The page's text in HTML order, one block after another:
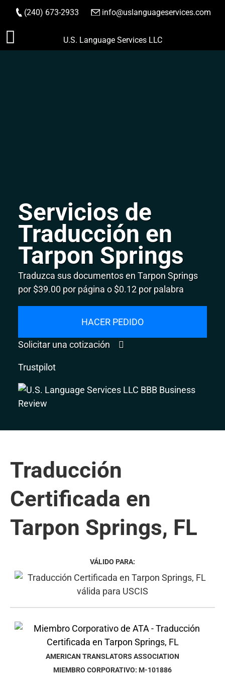
Saltar
(240) 673-2933 info@uslanguageservices.com
HACER PEDIDO
U.S. Language Services LLC
Servicios de
Traducción en
Tarpon Springs
Traduzca sus documentos en Tarpon Springs
por $39.00 por página o $0.12 por palabra
HACER PEDIDO
Solicitar una cotización
Trustpilot
Traducción
Certificada en
Tarpon Springs, FL
VÁLIDO PARA:
AMERICAN TRANSLATORS ASSOCIATION
MIEMBRO CORPORATIVO: M-101886